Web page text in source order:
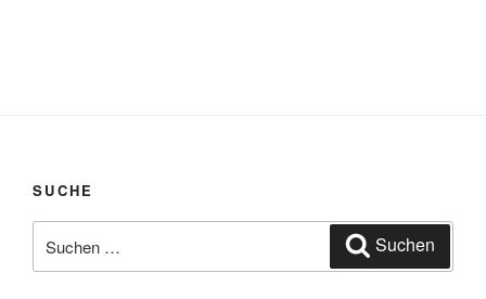
SUCHE
nach:
Suchen